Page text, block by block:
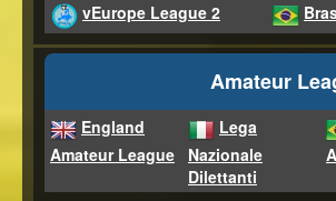
vEurope League 2
Amateur
England
Amateur League
Lega
Nazionale
Dilettanti